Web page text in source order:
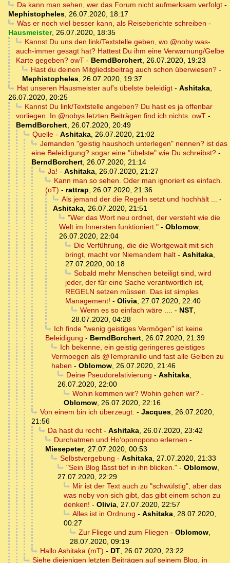
Da kann man sehen, wer das Forum nicht aufmerksam verfolgt-
Mephistopheles, 26.07.2020, 18:17
Was er noch viel besser kann, als Reiseberichte schreiben -
Hausmeister, 26.07.2020, 18:35
Kannst Du uns den link/Textstelle geben, wo @noby was-
auch-immer gesagt hat? Hattest Du ihm eine Verwarnung/Gelbe
Karte gegeben? owT - BerndBorchert, 26.07.2020, 19:23
Hast du deinen Mitgliedsbeitrag auch schon überwiesen?-
Mephistopheles, 26.07.2020, 19:37
Hat unseren Hausmeister auf's übelste beleidigt- Ashitaka,
26.07.2020, 20:25
Kannst Du link/Textstelle angeben? Du hast es ja offenbar
vorliegen. In @nobys letzten Beiträgen find ich nichts. owT -
BerndBorchert, 26.07.2020, 20:49
Quelle- Ashitaka, 26.07.2020, 21:02
Jemanden "geistig haushoch unterlegen" nennen? ist das
eine Beleidigung? sogar eine "übelste" wie Du schreibst? -
BerndBorchert, 26.07.2020, 21:14
Ja! - Ashitaka, 26.07.2020, 21:27
Kann man so sehen. Oder man ignoriert es einfach.
(oT) - rattrap, 26.07.2020, 21:36
Als jemand der die Regeln setzt und hochhält ... -
Ashitaka, 26.07.2020, 21:51
"Wer das Wort neu ordnet, der versteht wie die
Welt im Innersten funktioniert." - Oblomow,
26.07.2020, 22:04
Die Verführung, die die Wortgewalt mit sich
bringt, macht vor Niemandem halt - Ashitaka,
27.07.2020, 00:18
Sobald mehr Menschen beteiligt sind, wird
jeder, der für eine Sache verantwortlich ist,
REGELN setzen müssen. Das ist simples
Management! - Olivia, 27.07.2020, 22:40
Wenn es so einfach wäre .... - NST,
28.07.2020, 04:28
Ich finde "wenig geistiges Vermögen" ist keine
Beleidigung - BerndBorchert, 26.07.2020, 21:39
Ich bekenne, ein geistig geringeres geistiges
Vermoegen als @Tempranillo und fast alle Gelben zu
haben - Oblomow, 26.07.2020, 21:46
Deine Pseudorelativierung - Ashitaka,
26.07.2020, 22:00
Wohin kommen wir? Wohin gehen wir?-
Oblomow, 26.07.2020, 22:16
Von einem bin ich überzeugt: - Jacques, 26.07.2020,
21:56
Da hast du recht- Ashitaka, 26.07.2020, 23:42
Durchatmen und Hoʻoponopono erlernen -
Miesepeter, 27.07.2020, 00:53
Selbstvergebung - Ashitaka, 27.07.2020, 21:33
"Sein Blog lässt tief in ihn blicken."- Oblomow,
27.07.2020, 22:29
Mir ist der Text auch zu "schwülstig", aber das
was noby von sich gibt, das gibt einem schon zu
denken! - Olivia, 27.07.2020, 22:57
Alles ist in Ordnung - Ashitaka, 28.07.2020,
00:27
Zur Fliege und zum Fliegen - Oblomow,
28.07.2020, 09:19
Hallo Ashitaka (mT) - DT, 26.07.2020, 23:22
Siehe diejenigen letzten Beiträgen auf seinem Blog, in